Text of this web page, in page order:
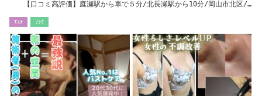
【口コミ高評価】庭瀬駅から車で５分/北長瀬駅から10分/岡山市北区/
ｴｽﾃ ﾘﾗｸ